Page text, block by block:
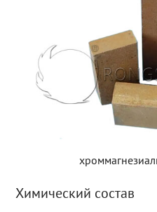
Химический состав